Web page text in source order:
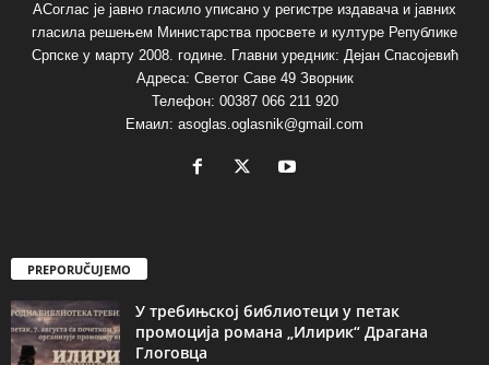
АСоглас је јавно гласило уписано у регистре издавача и јавних
гласила решењем Министарства просвете и културе Републике
Српске у марту 2008. године. Главни уредник: Дејан Спасојевић
Адреса: Светог Саве 49 Зворник
Телефон: 00387 066 211 920
Емаил: asoglas.oglasnik@gmail.com
PREPORUČUJEMO
У требињској библиотеци у петак
промоција романа „Илирик“ Драгана
Глоговца